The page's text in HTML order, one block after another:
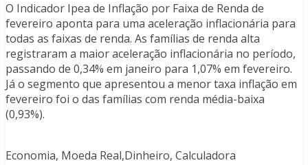
O Indicador Ipea de Inflação por Faixa de Renda de
fevereiro aponta para uma aceleração inflacionária para
todas as faixas de renda. As famílias de renda alta
registraram a maior aceleração inflacionária no período,
passando de 0,34% em janeiro para 1,07% em fevereiro.
Já o segmento que apresentou a menor taxa inflação em
fevereiro foi o das famílias com renda média-baixa
(0,93%).
Economia, Moeda Real,Dinheiro, Calculadora